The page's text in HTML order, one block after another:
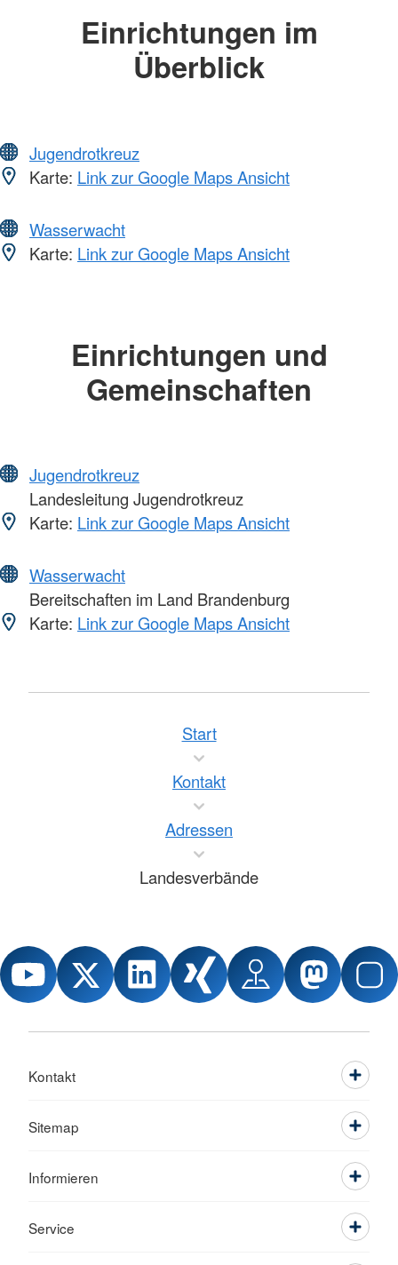
Einrichtungen im
Überblick
Jugendrotkreuz
Karte: Link zur Google Maps Ansicht
Wasserwacht
Karte: Link zur Google Maps Ansicht
Einrichtungen und
Gemeinschaften
Jugendrotkreuz
Landesleitung Jugendrotkreuz
Karte: Link zur Google Maps Ansicht
Wasserwacht
Bereitschaften im Land Brandenburg
Karte: Link zur Google Maps Ansicht
Start
Kontakt
Adressen
Landesverbände
Kontakt
Sitemap
Informieren
Service